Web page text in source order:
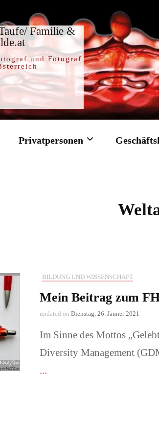
Familie &
und Fotograf
Privatpersonen
Naturerlebnisse/ Sonstiges
📞Preise
buchen!
BILDUNG UND WISSENSCHAFT
Mein Beitrag zum
updated on Dienstag, 26. Jänner 2021
Im Sinne des Mottos
Diversity Management
...